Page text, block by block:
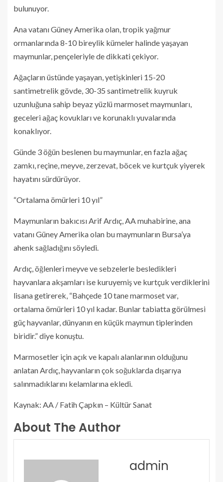
bulunuyor.
Ana vatanı Güney Amerika olan, tropik yağmur
ormanlarında 8-10 bireylik kümeler halinde yaşayan
maymunlar, pençeleriyle de dikkati çekiyor.
Ağaçların üstünde yaşayan, yetişkinleri 15-20
santimetrelik gövde, 30-35 santimetrelik kuyruk
uzunluğuna sahip beyaz yüzlü marmoset maymunları,
geceleri ağaç kovukları ve korunaklı yuvalarında
konaklıyor.
Günde 3 öğün beslenen bu maymunlar, en fazla ağaç
zamkı, reçine, meyve, zerzevat, böcek ve kurtçuk yiyerek
hayatını sürdürüyor.
“Ortalama ömürleri 10 yıl”
Maymunların bakıcısı Arif Ardıç, AA muhabirine, ana
vatanı Güney Amerika olan bu maymunların Bursa’ya
ahenk sağladığını söyledi.
Ardıç, öğlenleri meyve ve sebzelerle besledikleri
hayvanlara akşamları ise kuruyemiş ve kurtçuk verdiklerini
lisana getirerek, “Bahçede 10 tane marmoset var,
ortalama ömürleri 10 yıl kadar. Bunlar tabiatta görülmesi
güç hayvanlar, dünyanın en küçük maymun tiplerinden
biridir.” diye konuştu.
Marmosetler için açık ve kapalı alanlarının olduğunu
anlatan Ardıç, hayvanların çok soğuklarda dışarıya
salınmadıklarını kelamlarına ekledi.
Kaynak: AA / Fatih Çapkın – Kültür Sanat
About The Author
admin